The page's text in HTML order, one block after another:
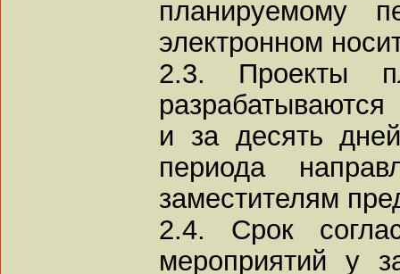
планируемому
электронном
2.3. Проекты
и за десять
периода
заместителям
2.4. Срок
мероприятий у